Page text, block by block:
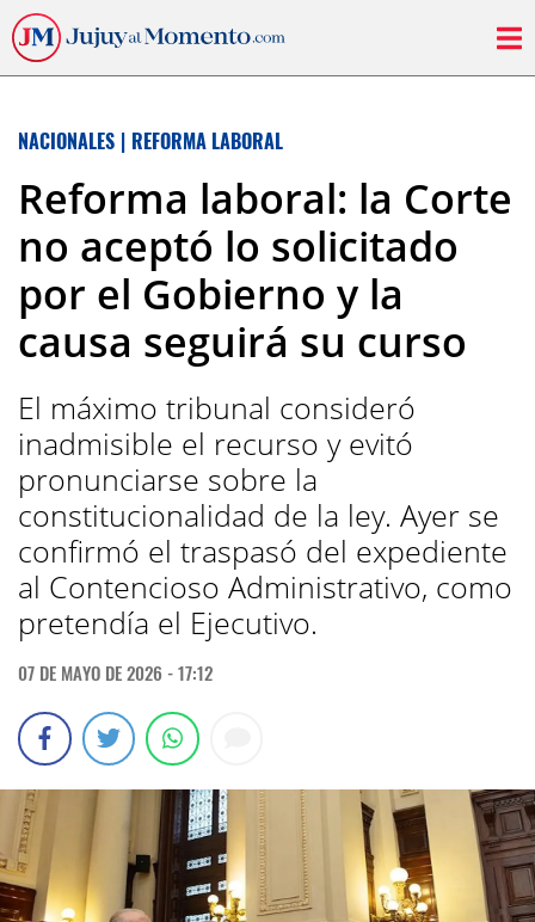
NACIONALES | REFORMA LABORAL
Reforma laboral: la Corte
no aceptó lo solicitado
por el Gobierno y la
causa seguirá su curso
El máximo tribunal consideró
inadmisible el recurso y evitó
pronunciarse sobre la
constitucionalidad de la ley. Ayer se
confirmó el traspasó del expediente
al Contencioso Administrativo, como
pretendía el Ejecutivo.
07 DE MAYO DE 2026 - 17:12